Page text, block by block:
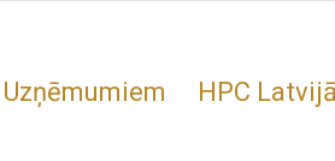
Uzņēmumiem HPC Latvijā